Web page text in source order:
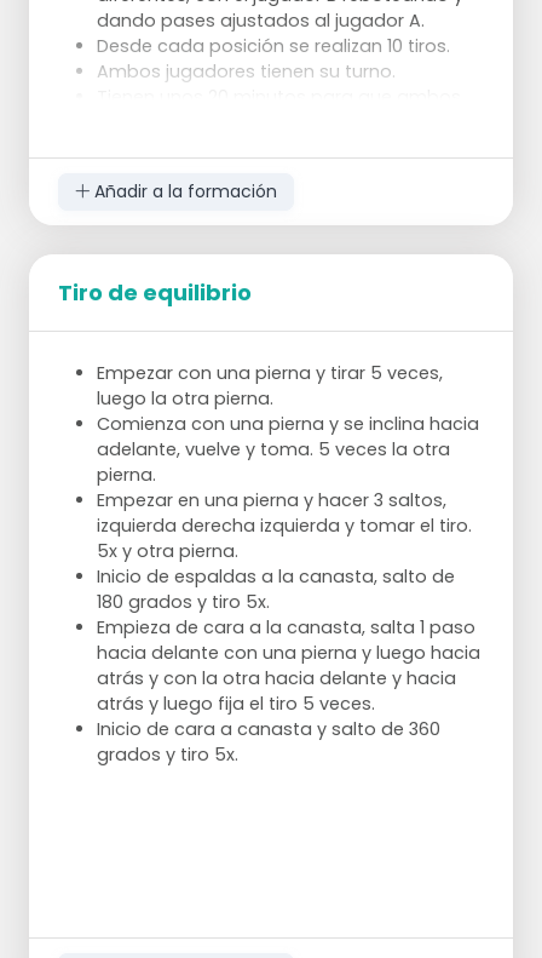
dando pases ajustados al jugador A.
Desde cada posición se realizan 10 tiros.
Ambos jugadores tienen su turno.
olvida la puntuación, ambos jugadores
Añadir a la formación
Tiro de equilibrio
Empezar con una pierna y tirar 5 veces,
luego la otra pierna.
Comienza con una pierna y se inclina hacia
adelante, vuelve y toma. 5 veces la otra
pierna.
Empezar en una pierna y hacer 3 saltos,
izquierda derecha izquierda y tomar el tiro.
5x y otra pierna.
Inicio de espaldas a la canasta, salto de
180 grados y tiro 5x.
Empieza de cara a la canasta, salta 1 paso
hacia delante con una pierna y luego hacia
atrás y con la otra hacia delante y hacia
atrás y luego fija el tiro 5 veces.
Inicio de cara a canasta y salto de 360
grados y tiro 5x.